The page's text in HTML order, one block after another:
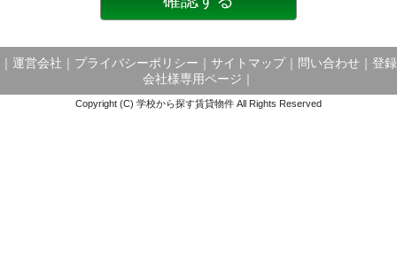
運営会社 プライバシーポリシー サイトマップ｜ 問い合わせ
登録
会社様専用ページ
Copyright (C) 学校から探す賃貸物件 All Rights Reserved